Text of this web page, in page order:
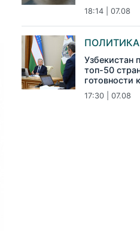
18:14 | 07.08
ПОЛИТИКА
Узбекистан
топ-50
готовности
17:30 | 07.08